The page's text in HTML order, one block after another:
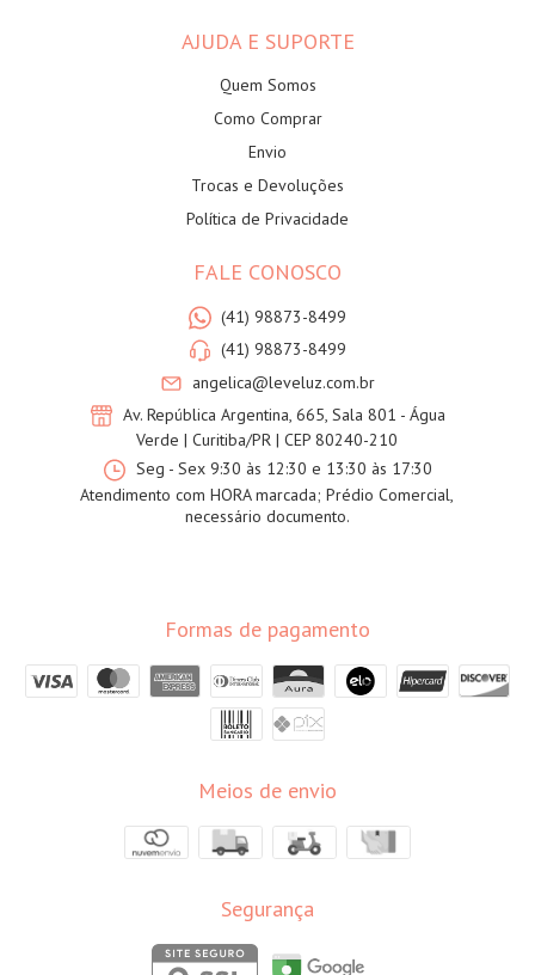
AJUDA E SUPORTE
Quem Somos
Como Comprar
Envio
Trocas e Devoluções
Política de Privacidade
FALE CONOSCO
(41) 98873-8499
(41) 98873-8499
angelica@leveluz.com.br
Av. República Argentina, 665, Sala 801 - Água
Verde | Curitiba/PR | CEP 80240-210
Seg - Sex 9:30 às 12:30 e 13:30 às 17:30
Atendimento com HORA marcada; Prédio Comercial,
necessário documento.
Formas de pagamento
Meios de envio
Segurança